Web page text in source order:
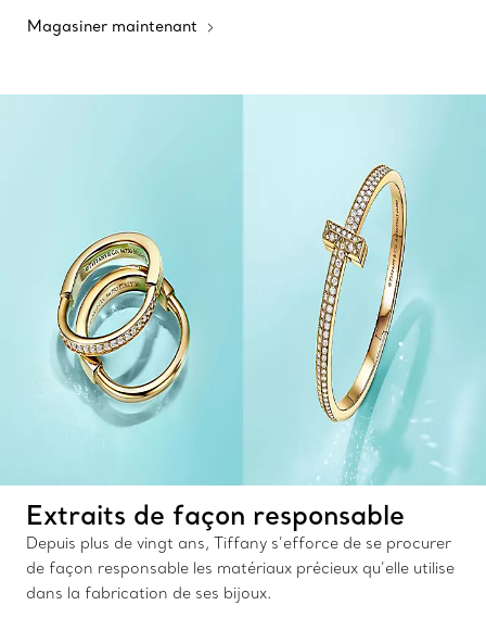
Magasiner maintenant
Extraits de façon responsable
Depuis plus de vingt ans, Tiffany s’efforce de se procurer
de façon responsable les matériaux précieux qu’elle utilise
dans la fabrication de ses bijoux.